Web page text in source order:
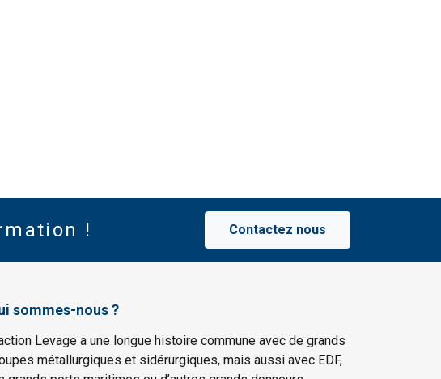
! Contactez nous
sommes-nous ?
Levage a une longue histoire commune avec de grands
métallurgiques et sidérurgiques, mais aussi avec EDF,